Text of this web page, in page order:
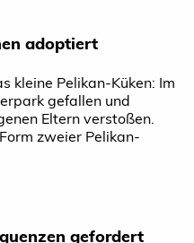
adoptiert
kleine Pelikan-Küken: Im
gefallen und
Eltern verstoßen.
zweier Pelikan-
gefordert